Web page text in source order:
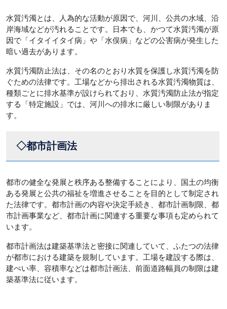
水質汚濁とは、人為的な活動が原因で、河川、公共の水域、沿
岸海域などが汚れることです。日本でも、かつて水質汚濁が原
因で「イタイイタイ病」や「水俣病」などの公害病が発生した
暗い過去があります。
水質汚濁防止法は、その名のとおり水質を保護し水質汚濁を防
ぐための法律です。工場などから排出される水質汚濁物質は、
種類ごとに排水基準が設けられており、水質汚濁防止法が指定
する「特定施設」では、河川への排水に厳しい制限がありま
す。
◇都市計画法
都市の健全な発展と秩序ある整備することにより、国土の均衡
ある発展と公共の福祉を増進させることを目的として制定され
た法律です。都市計画の内容や決定手続き、都市計画制限、都
市計画事業など、都市計画に関連する重要な事項も定められて
います。
都市計画法は建築基準法と密接に関連していて、ふたつの法律
が都市における建築を規制しています。工場を建設する際は、
建ぺい率、容積率などは都市計画法、前面道路幅員の制限は建
築基準法に従います。